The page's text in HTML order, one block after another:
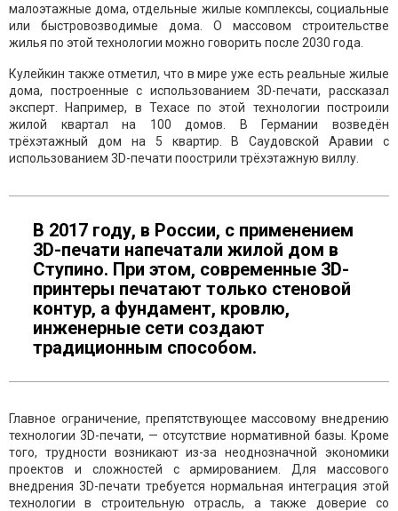
малоэтажные дома, отдельные жилые комплексы, социальные
или быстровозводимые дома. О массовом строительстве
жилья по этой технологии можно говорить после 2030 года.
Кулейкин также отметил, что в мире уже есть реальные жилые
дома, построенные с использованием 3D-печати, рассказал
эксперт. Например, в Техасе по этой технологии построили
жилой квартал на 100 домов. В Германии возведён
трёхэтажный дом на 5 квартир. В Саудовской Аравии с
использованием 3D-печати поострили трёхэтажную виллу.
В 2017 году, в России, с применением
3D-печати напечатали жилой дом в
Ступино. При этом, современные 3D-
принтеры печатают только стеновой
контур, а фундамент, кровлю,
инженерные сети создают
традиционным способом.
Главное ограничение, препятствующее массовому внедрению
технологии 3D-печати, — отсутствие нормативной базы. Кроме
того, трудности возникают из-за неоднозначной экономики
проектов и сложностей с армированием. Для массового
внедрения 3D-печати требуется нормальная интеграция этой
технологии в строительную отрасль, а также доверие со